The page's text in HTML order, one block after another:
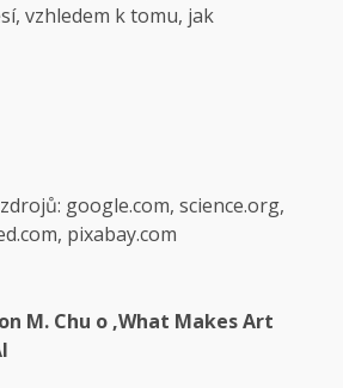
vzhledem k tomu, jak
google.com, science.org,
pixabay.com
M. Chu o ‚What Makes Art